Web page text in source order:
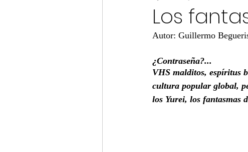
Los
Autor: Guillermo
¿Contraseña?...
VHS malditos, espíritus
cultura popular global,
los Yurei, los fantasmas